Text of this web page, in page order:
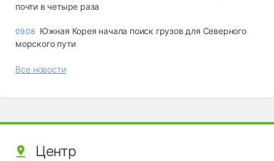
почти в четыре раза
09.08 Южная Корея начала поиск грузов для Северного
морского пути
Все новости
Центр